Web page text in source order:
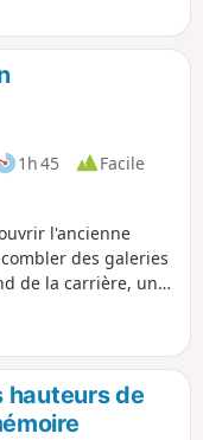
1h 45
Facile
l'ancienne
des galeries
de la carrière, un
le dessus.
hauteurs de